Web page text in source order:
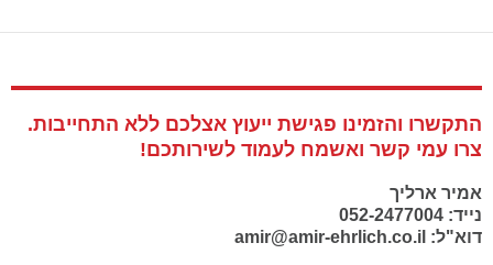
התקשרו והזמינו פגישת ייעוץ אצלכם ללא התחייבות.
צרו עמי קשר ואשמח לעמוד לשירותכם!
אמיר ארליך
נייד: 052-2477004
דוא"ל: amir@amir-ehrlich.co.il